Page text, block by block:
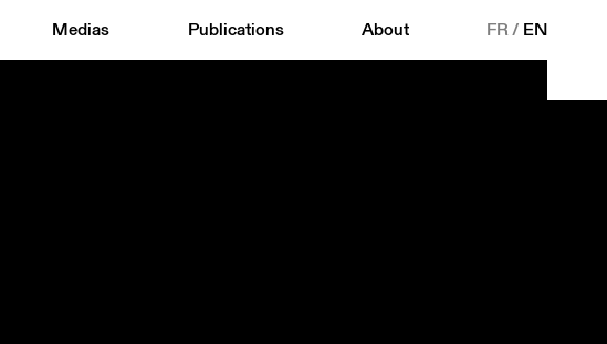
Medias Publications About FR/ EN